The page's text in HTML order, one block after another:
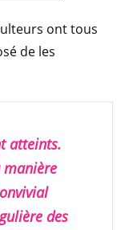
ont tous
de les
atteints.
manière
des